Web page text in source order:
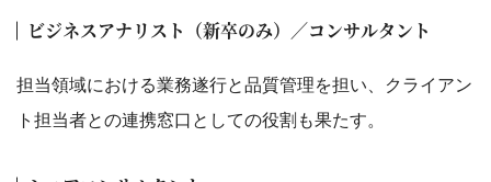
ビジネスアナリスト（新卒のみ）／コンサルタント
担当領域における業務遂行と品質管理を担い、クライアン
ト担当者との連携窓口としての役割も果たす。